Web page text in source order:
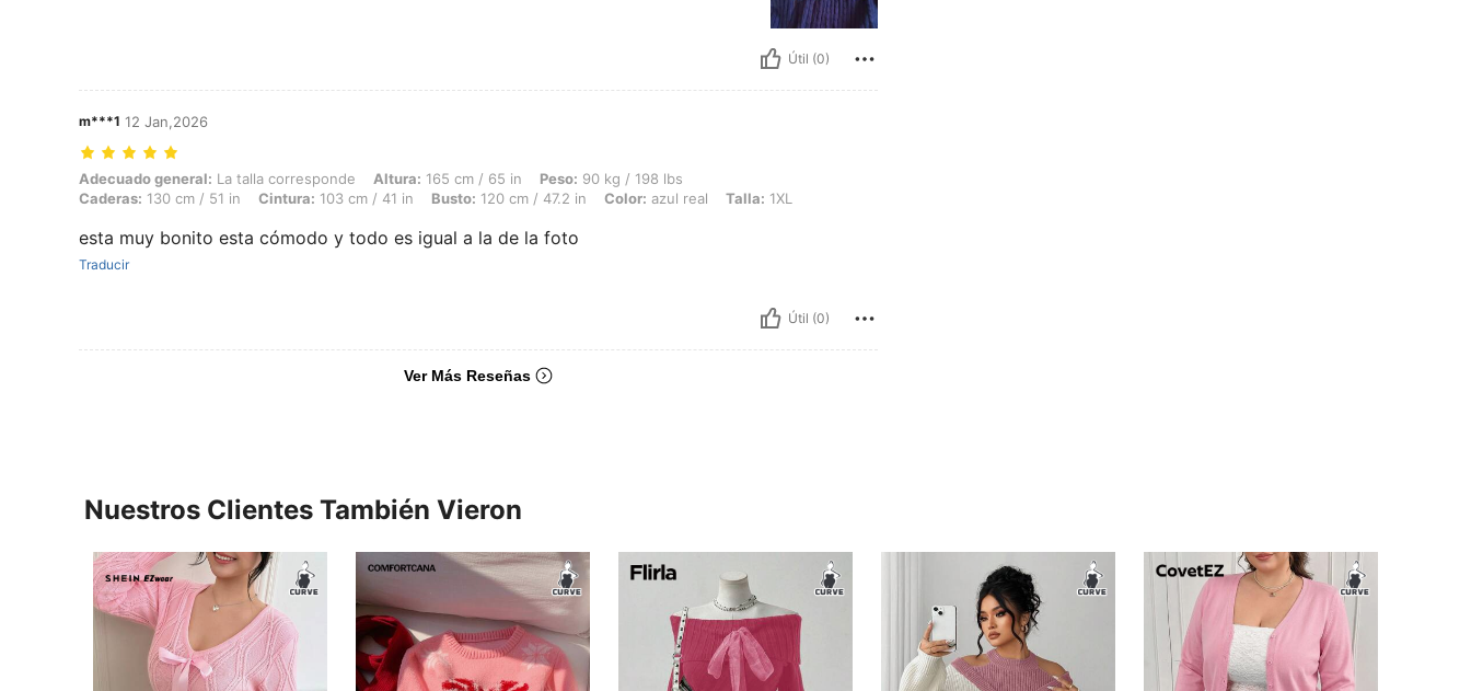
Útil (0)
m***1 12 Jan,2026
Adecuado general: La talla corresponde, Altura: 165 cm / 65 in, Peso: 90 kg / 198 lbs, Caderas: 130 cm / 51 in, Cintura: 103 cm / 41 in, Busto: 120 cm / 47.2 in, Color: azul real, Talla: 1XL
Adecuado general: La talla corresponde Altura: 165 cm / 65 in Peso: 90 kg / 198 lbs
Caderas: 130 cm / 51 in Cintura: 103 cm / 41 in Busto: 120 cm / 47.2 in Color: azul real Talla: 1XL
esta muy bonito esta cómodo y todo es igual a la de la foto
Traducir
Útil (0)
Ver Más Reseñas
Nuestros Clientes También Vieron